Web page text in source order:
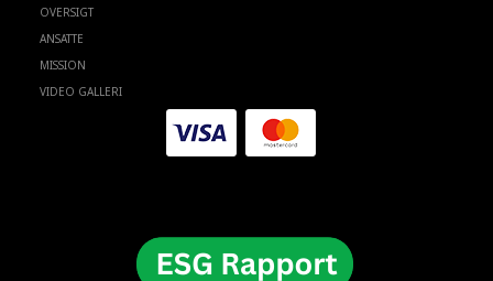
OVERSIGT
ANSATTE
MISSION
VIDEO GALLERI